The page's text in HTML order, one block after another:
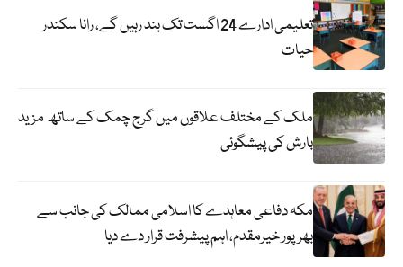
تعلیمی ادارے 24 اگست تک بند رہیں گے، رانا سکندر
حیات
ملک کے مختلف علاقوں میں گرج چمک کے ساتھ مزید
بارش کی پیشگوئی
مکہ دفاعی معاہدے کا اسلامی ممالک کی جانب سے
بھرپور خیرمقدم، اہم پیشرفت قرار دے دیا